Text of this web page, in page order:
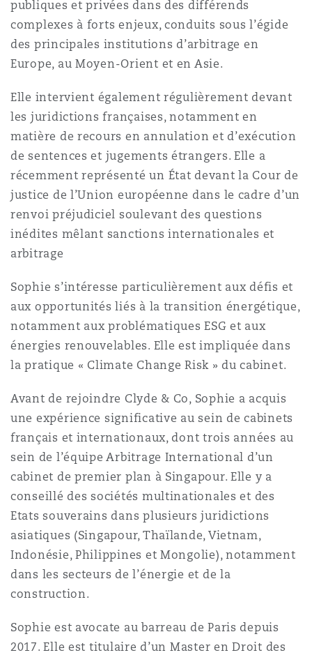
Entretien, réparation et
Droit réglementaire
Satellites et espace
Couverture d’assurance
Droit maritime
Risques politiques et crédit
Responsabilité du fabricant
Assurance biens
Réassurance
Assurance spécialisée
Bator
Jersey
York
County
Francisco
Bulletins
publiques et privées dans des différends
complexes à forts enjeux, conduits sous l’égide
des principales institutions d’arbitrage en
Europe, au Moyen-Orient et en Asie.
Elle intervient également régulièrement devant
les juridictions françaises, notamment en
matière de recours en annulation et d’exécution
de sentences et jugements étrangers. Elle a
récemment représenté un État devant la Cour de
justice de l’Union européenne dans le cadre d’un
renvoi préjudiciel soulevant des questions
inédites mêlant sanctions internationales et
arbitrage
Sophie s’intéresse particulièrement aux défis et
aux opportunités liés à la transition énergétique,
notamment aux problématiques ESG et aux
énergies renouvelables. Elle est impliquée dans
la pratique « Climate Change Risk » du cabinet.
Avant de rejoindre Clyde & Co, Sophie a acquis
une expérience significative au sein de cabinets
français et internationaux, dont trois années au
sein de l’équipe Arbitrage International d’un
cabinet de premier plan à Singapour. Elle y a
conseillé des sociétés multinationales et des
Etats souverains dans plusieurs juridictions
asiatiques (Singapour, Thaïlande, Vietnam,
Indonésie, Philippines et Mongolie), notamment
dans les secteurs de l’énergie et de la
construction.
Sophie est avocate au barreau de Paris depuis
2017. Elle est titulaire d’un Master en Droit des